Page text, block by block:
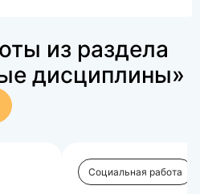
из раздела
дисциплины»
Социальная работа